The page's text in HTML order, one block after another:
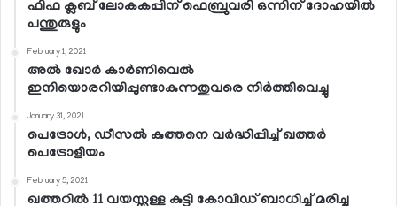
ഫിഫ ക്ലബ് ലോകകപ്പിന് ഫെബ്രുവരി ഒന്നിന് ദോഹയില്‍
പന്തുരുളും
February 1, 2021
അല്‍ ഖോര്‍ കാര്‍ണിവെല്‍
ഇനിയൊരറിയിപ്പുണ്ടാകുന്നതുവരെ നിര്‍ത്തിവെച്ചു
January 31, 2021
പെട്രോള്‍, ഡീസല്‍ കുത്തനെ വര്‍ദ്ധിപ്പിച്ച് ഖത്തര്‍
പെട്രോളിയം
February 5, 2021
ഖത്തറില്‍ 11 വയസ്സുള്ള കുട്ടി കോവിഡ് ബാധിച്ച് മരിച്ചു